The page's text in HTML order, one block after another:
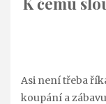
Asi není třeba
koupání a